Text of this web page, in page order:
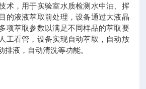
术，用于实验室水质检测水中油、挥
的液液萃取前处理，设备通过大液晶
项萃取参数以满足不同样品的萃取要
工看管，设备实现自动萃取，自动放
排液，自动清洗等功能。